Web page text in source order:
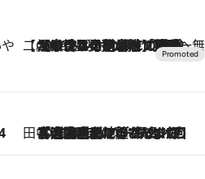
【CREA×星野リゾート】唯一無二。癒しと発見が待つ場所へ
2026.8.7
【トンボの足水浴】ヒノキの香りに包まれて涼感マックス！約13℃の湧水かけ流しを避暑地「星野温泉 トンボの湯」で体験
田中稲の勝手に再ブーム
2026.8.7
「湘南乃風に憧れて」観客大盛上がりの“タオル回し”に、ラッパー顔負けの高速歌唱まで…さだまさし（74）のアグレッシブすぎる現在地